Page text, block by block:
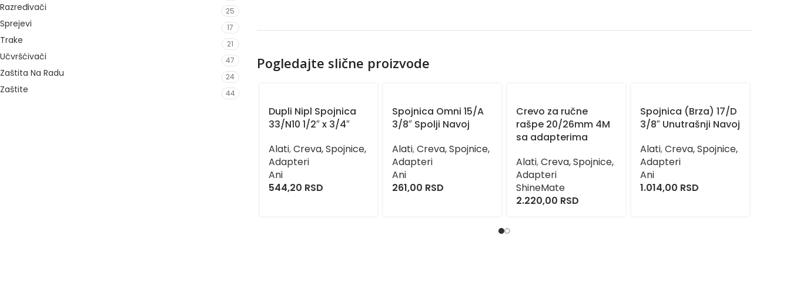
Razređivači 25
Sprejevi 17
Trake 21
Učvršćivači 47
Zaštita Na Radu 24
Zaštite 44
Pogledajte slične proizvode
Dupli Nipl Spojnica
33/N10 1/2″ x 3/4″
Alati,Creva, Spojnice,
Adapteri
Ani
544,20 RSD
Spojnica Omni 15/A
3/8″ Spolji Navoj
Alati,Creva, Spojnice,
Adapteri
Ani
261,00 RSD
Crevo za ručne
rašpe 20/26mm 4M
sa adapterima
Alati,Creva, Spojnice,
Adapteri
ShineMate
2.220,00 RSD
Spojnica (Brza) 17/D
3/8″ Unutrašnji Navoj
Alati,Creva, Spojnice,
Adapteri
Ani
1.014,00 RSD